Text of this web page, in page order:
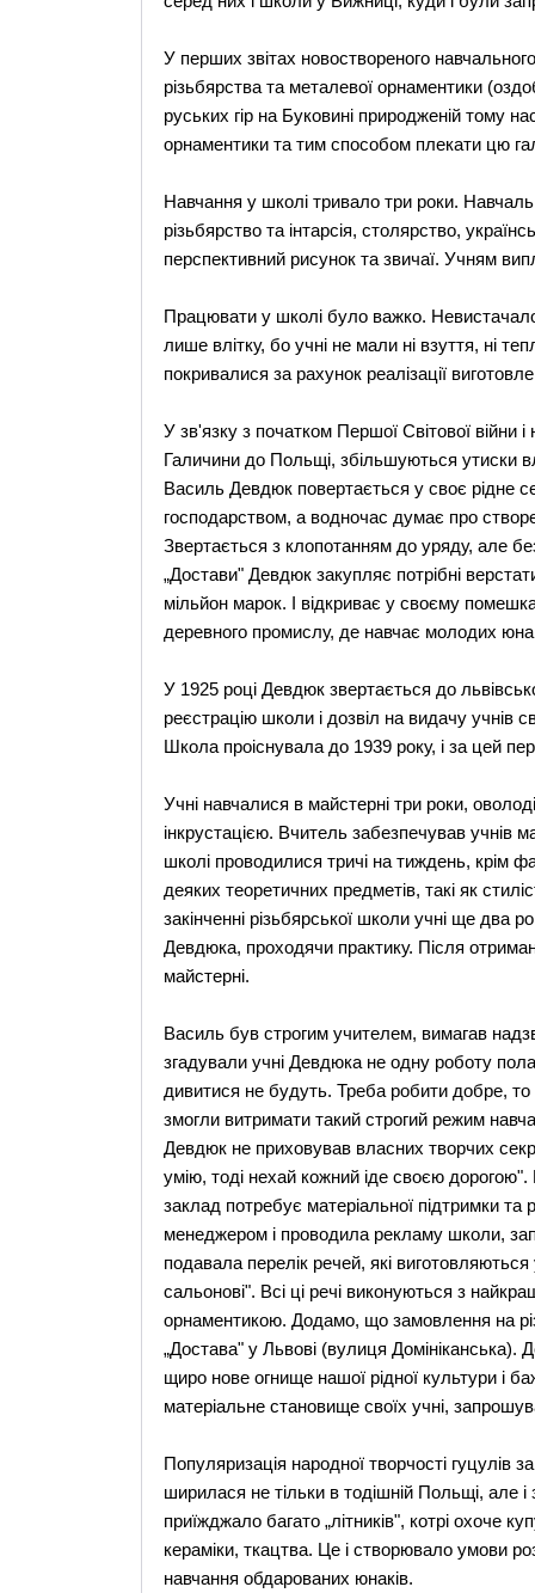
У перших звітах новоствореного
різьбярства та металевої орнаментики
руських гір на Буковині природженій тому
орнаментики та тим способом плекати цю
Навчання у школі тривало три роки.
різьбярство та інтарсія, столярство,
перспективний рисунок та звичаї. Учням
Працювати у школі було важко.
лише влітку, бо учні не мали ні взуття, ні
покривалися за рахунок реалізації
У зв'язку з початком Першої Світової війни
Галичини до Польщі, збільшуються утиски
Василь Девдюк повертається у своє рідне
господарством, а водночас думає про
Звертається з клопотанням до уряду, але
„Достави" Девдюк закупляє потрібні
мільйон марок. І відкриває у своєму
деревного промислу, де навчає молодих
У 1925 році Девдюк звертається до
реєстрацію школи і дозвіл на видачу учнів
Школа проіснувала до 1939 року, і за цей
Учні навчалися в майстерні три роки,
інкрустацією. Вчитель забезпечував учнів
школі проводилися тричі на тиждень, крім
деяких теоретичних предметів, такі як
закінченні різьбярської школи учні ще два
Девдюка, проходячи практику. Після
майстерні.
Василь був строгим учителем, вимагав
згадували учні Девдюка не одну роботу
дивитися не будуть. Треба робити добре, то
змогли витримати такий строгий режим
Девдюк не приховував власних творчих
умію, тоді нехай кожний іде своєю
заклад потребує матеріальної підтримки
менеджером і проводила рекламу школи,
подавала перелік речей, які
сальонові". Всі ці речі виконуються з
орнаментикою. Додамо, що замовлення на
„Достава" у Львові (вулиця Домініканська).
щиро нове огнище нашої рідної культури і
матеріальне становище своїх учні,
Популяризація народної творчості
ширилася не тільки в тодішній Польщі, але
приїжджало багато „літників", котрі охоче
кераміки, ткацтва. Це і створювало умови
навчання обдарованих юнаків.